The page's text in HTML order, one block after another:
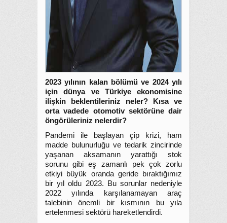
2023 yılının kalan bölümü ve 2024 yılı
için dünya ve Türkiye ekonomisine
ilişkin beklentileriniz neler? Kısa ve
orta vadede otomotiv sektörüne dair
öngörüleriniz nelerdir?
Pandemi ile başlayan çip krizi, ham
madde bulunurluğu ve tedarik zincirinde
yaşanan aksamanın yarattığı stok
sorunu gibi eş zamanlı pek çok zorlu
etkiyi büyük oranda geride bıraktığımız
bir yıl oldu 2023. Bu sorunlar nedeniyle
2022 yılında karşılanamayan araç
talebinin önemli bir kısmının bu yıla
ertelenmesi sektörü hareketlendirdi.